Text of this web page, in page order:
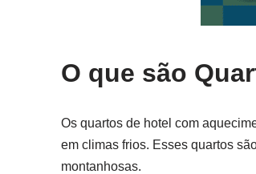
O que são
Os quartos de hotel com
em climas frios. Esses quartos
montanhosas.